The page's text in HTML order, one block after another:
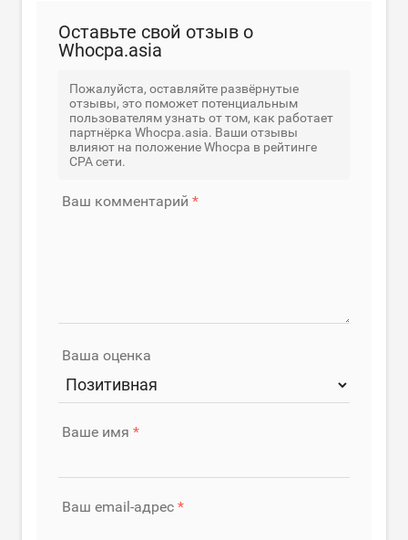
Оставьте свой отзыв о
Whocpa.asia
Пожалуйста, оставляйте развёрнутые
отзывы, это поможет потенциальным
пользователям узнать от том, как работает
партнёрка Whocpa.asia. Ваши отзывы
влияют на положение Whocpa в рейтинге
CPA сети.
Ваш комментарий
Ваша оценка
Ваше имя
Ваш email-адрес